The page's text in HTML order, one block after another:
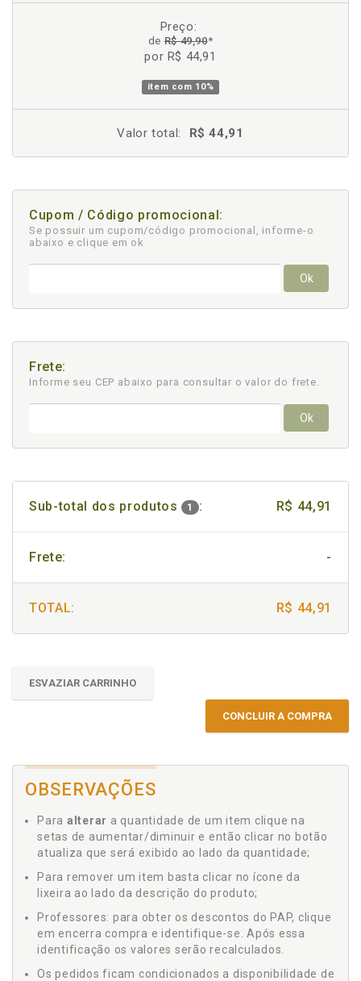
Preço:
deR$ 49,90*
por R$ 44,91
item com 10%
Valor total: R$ 44,91
Cupom / Código promocional:
Se possuir um cupom/código promocional, informe-o
abaixo e clique em ok
Ok
Frete:
Informe seu CEP abaixo para consultar o valor do frete.
Ok
Sub-total dos produtos 1 : R$ 44,91
Frete: -
TOTAL: R$ 44,91
ESVAZIAR CARRINHO
CONCLUIR A COMPRA
OBSERVAÇÕES
Para alterar a quantidade de um item clique na
setas de aumentar/diminuir e então clicar no botão
atualiza que será exibido ao lado da quantidade;
Para remover um item basta clicar no ícone da
lixeira ao lado da descrição do produto;
Professores: para obter os descontos do PAP, clique
em encerra compra e identifique-se. Após essa
identificação os valores serão recalculados.
Os pedidos ficam condicionados a disponibilidade de